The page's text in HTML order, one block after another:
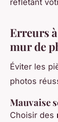
Erreurs
mur de
Éviter les
photos
Mauvaise
Choisir des